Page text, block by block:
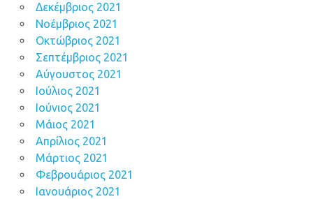
Δεκέμβριος 2021
Νοέμβριος 2021
Οκτώβριος 2021
Σεπτέμβριος 2021
Αύγουστος 2021
Ιούλιος 2021
Ιούνιος 2021
Μάιος 2021
Απρίλιος 2021
Μάρτιος 2021
Φεβρουάριος 2021
Ιανουάριος 2021